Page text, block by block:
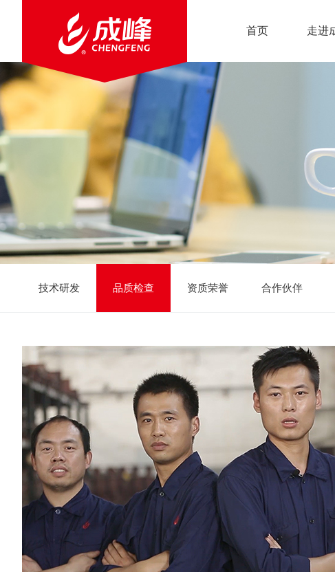
首页 走进
技术研发 品质检查 资质荣誉 合作伙伴